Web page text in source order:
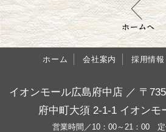
ホーム 会社案内 採用情報
イオンモール広島府中店 ／ 〒
府中町大須 2-1-1 イオンモ
営業時間／10：00～21：00